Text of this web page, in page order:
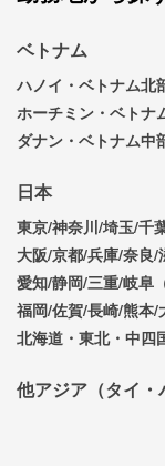
ベトナム
ハノイ・ベトナム北
ホーチミン・ベトナ
ダナン・ベトナム中
日本
東京/神奈川/埼玉/千
大阪/京都/兵庫/奈良/
愛知/静岡/三重/岐阜
福岡/佐賀/長崎/熊本/
北海道・東北・中四
他アジア（タイ